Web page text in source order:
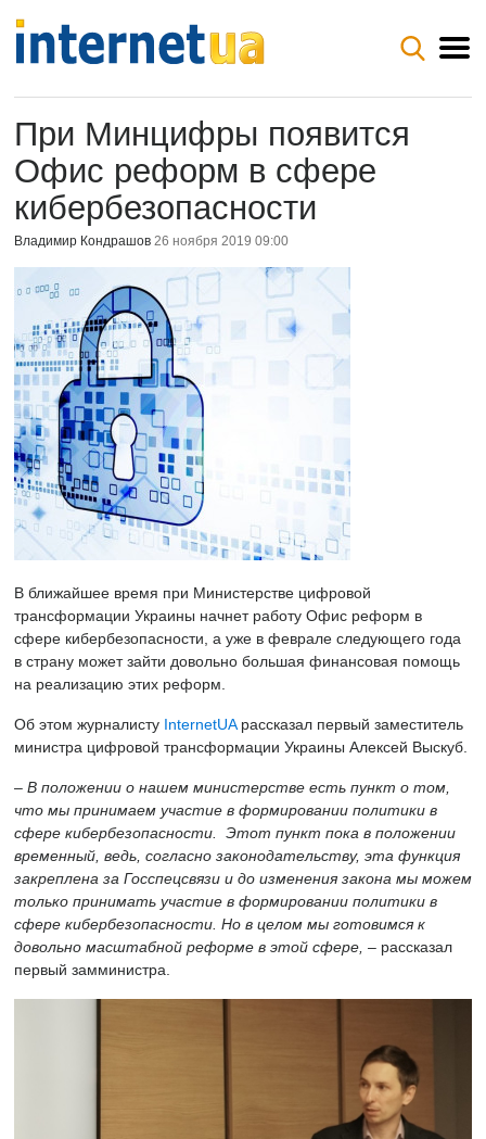
При Минцифры появится
Офис реформ в сфере
кибербезопасности
Владимир Кондрашов 26 ноября 2019 09:00
В ближайшее время при Министерстве цифровой
трансформации Украины начнет работу Офис реформ в
сфере кибербезопасности, а уже в феврале следующего года
в страну может зайти довольно большая финансовая помощь
на реализацию этих реформ.
Об этом журналисту InternetUAрассказал первый заместитель
министра цифровой трансформации Украины Алексей Выскуб.
– В положении о нашем министерстве есть пункт о том,
что мы принимаем участие в формировании политики в
сфере кибербезопасности. Этот пункт пока в положении
временный, ведь, согласно законодательству, эта функция
закреплена за Госспецсвязи и до изменения закона мы можем
только принимать участие в формировании политики в
сфере кибербезопасности. Но в целом мы готовимся к
довольно масштабной реформе в этой сфере, – рассказал
первый замминистра.